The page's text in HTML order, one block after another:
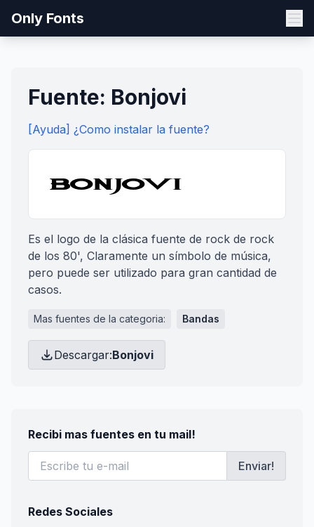
Only Fonts
Fuente: Bonjovi
[Ayuda] ¿Como instalar la fuente?
Es el logo de la clásica fuente de rock de rock
de los 80', Claramente un símbolo de música,
pero puede ser utilizado para gran cantidad de
casos.
Mas fuentes de la categoria: Bandas
Descargar:Bonjovi
Recibi mas fuentes en tu mail!
Enviar!
Redes Sociales